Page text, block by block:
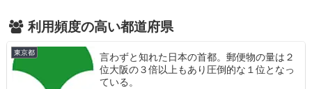
利用頻度の高い都道府県
東京都
言わずと知れた日本の首都。郵便物の量は２
位大阪の３倍以上もあり圧倒的な１位となっ
ている。